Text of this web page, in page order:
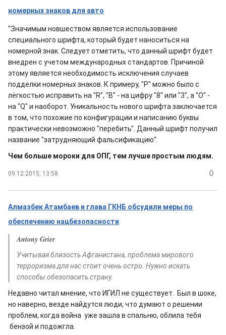
номерных знаков для авто
"Значимым новшеством является использование
специального шрифта, который будет наноситься на
номерной знак. Следует отметить, что данный шрифт будет
внедрен с учетом международных стандартов. Причиной
этому является необходимость исключения случаев
подделки номерных знаков. К примеру, "P" можно было с
лёгкостью исправить на "R", "B" - на цифру "8" или "3", а "O" -
на "Q" и наоборот. Уникальность нового шрифта заключается
в том, что похожие по конфигурации и написанию буквы
практически невозможно "перебить". Данный шрифт получил
название "затрудняющий фальсификацию".
Чем больше мороки для ОПГ, тем лучше простым людям.
09.12.2015, 13:58 0
Алмазбек Атамбаев и глава ГКНБ обсудили меры по
обеспечению нацбезопасности
Antony Grier
Учитывая близость Афганистана, проблема мирового
терроризма для нас стоит очень остро. Нужно искать
способы обезопасить страну.
Недавно читал мнение, что ИГИЛ не существует. Был в шоке,
но наверно, везде найдутся люди, что думают о решении
проблем, когда война уже зашла в спальню, облила тебя
бензой и подожгла.